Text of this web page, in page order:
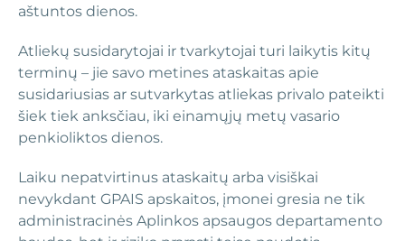
aštuntos dienos.
Atliekų susidarytojai ir tvarkytojai turi laikytis kitų
terminų – jie savo metines ataskaitas apie
susidariusias ar sutvarkytas atliekas privalo pateikti
šiek tiek anksčiau, iki einamųjų metų vasario
penkioliktos dienos.
Laiku nepatvirtinus ataskaitų arba visiškai
nevykdant GPAIS apskaitos, įmonei gresia ne tik
administracinės Aplinkos apsaugos departamento